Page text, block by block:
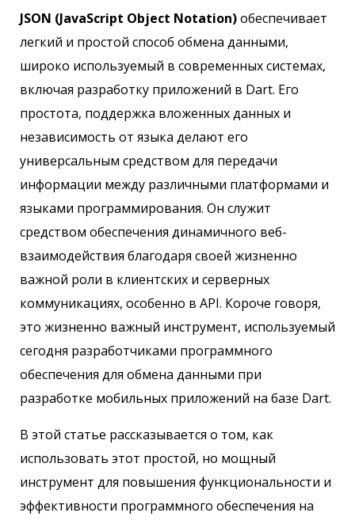
JSON (JavaScript Object Notation)обеспечивает
легкий и простой способ обмена данными,
широко используемый в современных системах,
включая разработку приложений в Dart. Его
простота, поддержка вложенных данных и
независимость от языка делают его
универсальным средством для передачи
информации между различными платформами и
языками программирования. Он служит
средством обеспечения динамичного веб-
взаимодействия благодаря своей жизненно
важной роли в клиентских и серверных
коммуникациях, особенно в API. Короче говоря,
это жизненно важный инструмент, используемый
сегодня разработчиками программного
обеспечения для обмена данными при
разработке мобильных приложений на базе Dart.
В этой статье рассказывается о том, как
использовать этот простой, но мощный
инструмент для повышения функциональности и
эффективности программного обеспечения на